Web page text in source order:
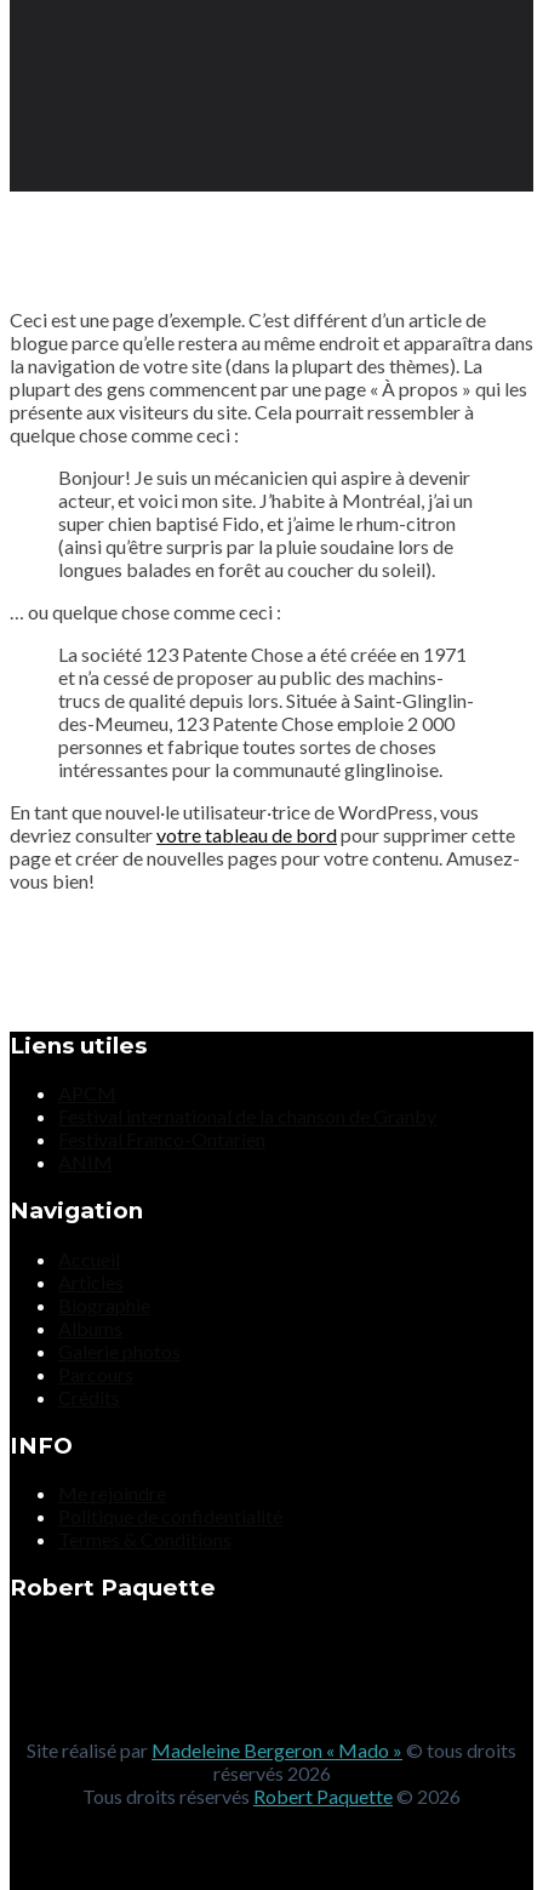
Ceci est une page d’exemple. C’est différent d’un article de
blogue parce qu’elle restera au même endroit et apparaîtra dans
la navigation de votre site (dans la plupart des thèmes). La
plupart des gens commencent par une page « À propos » qui les
présente aux visiteurs du site. Cela pourrait ressembler à
quelque chose comme ceci :
Bonjour! Je suis un mécanicien qui aspire à devenir
acteur, et voici mon site. J’habite à Montréal, j’ai un
super chien baptisé Fido, et j’aime le rhum-citron
(ainsi qu’être surpris par la pluie soudaine lors de
longues balades en forêt au coucher du soleil).
… ou quelque chose comme ceci :
La société 123 Patente Chose a été créée en 1971
et n’a cessé de proposer au public des machins-
trucs de qualité depuis lors. Située à Saint-Glinglin-
des-Meumeu, 123 Patente Chose emploie 2 000
personnes et fabrique toutes sortes de choses
intéressantes pour la communauté glinglinoise.
En tant que nouvel·le utilisateur·trice de WordPress, vous
devriez consultervotre tableau de bordpour supprimer cette
page et créer de nouvelles pages pour votre contenu. Amusez-
vous bien!
Liens utiles
Navigation
INFO
Robert Paquette
Site réalisé par Madeleine Bergeron « Mado » © tous droits
réservés 2026
Tous droits réservés Robert Paquette© 2026